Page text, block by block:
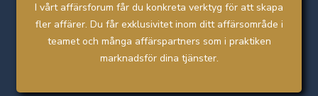
I vårt affärsforum får du konkreta verktyg för att skapa
fler affärer. Du får exklusivitet inom ditt affärsområde i
teamet och många affärspartners som i praktiken
marknadsför dina tjänster.